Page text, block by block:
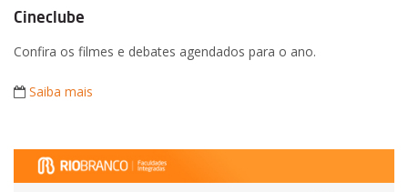
Cineclube
Confira os filmes e debates agendados para o ano.
Saiba mais